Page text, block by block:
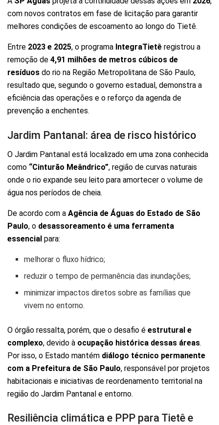
com novos contratos em fase de licitação para garantir
melhores condições de escoamento ao longo do Tietê.
Entre 2023 e 2025, o programa IntegraTietê registrou a
remoção de 4,91 milhões de metros cúbicos de
resíduos do rio na Região Metropolitana de São Paulo,
resultado que, segundo o governo estadual, demonstra a
eficiência das operações e o reforço da agenda de
prevenção a enchentes.
Jardim Pantanal: área de risco histórico
O Jardim Pantanal está localizado em uma zona conhecida
como “Cinturão Meândrico”, região de curvas naturais
onde o rio expande seu leito para amortecer o volume de
água nos períodos de cheia.
De acordo com a Agência de Águas do Estado de São
Paulo, o desassoreamento é uma ferramenta
essencial para:
melhorar o fluxo hídrico;
reduzir o tempo de permanência das inundações;
minimizar impactos diretos sobre as famílias que
vivem no entorno.
O órgão ressalta, porém, que o desafio é estrutural e
complexo, devido à ocupação histórica dessas áreas.
Por isso, o Estado mantém diálogo técnico permanente
com a Prefeitura de São Paulo, responsável por projetos
habitacionais e iniciativas de reordenamento territorial na
região do Jardim Pantanal e entorno.
Resiliência climática e PPP para Tietê e